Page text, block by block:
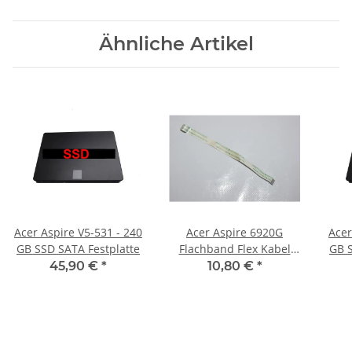
Ähnliche Artikel
Acer Aspire V5-531 - 240
GB SSD SATA Festplatte
45,90 € *
Acer Aspire 6920G
Flachband Flex Kabel
Ribbon 12pol 11,8cm
10,80 € *
GB